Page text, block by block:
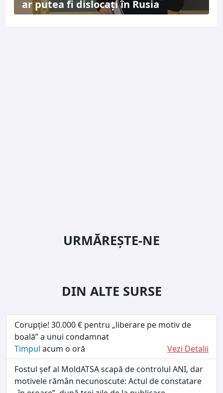
ar putea fi dislocați în Rusia
URMĂREȘTE-NE
DIN ALTE SURSE
Corupție! 30.000 € pentru „liberare pe motiv de
boală” a unui condamnat
Timpul acum o oră
Vezi Detalii
Fostul șef al MoldATSA scapă de controlul ANI, dar
motivele rămân necunoscute: Actul de constatare